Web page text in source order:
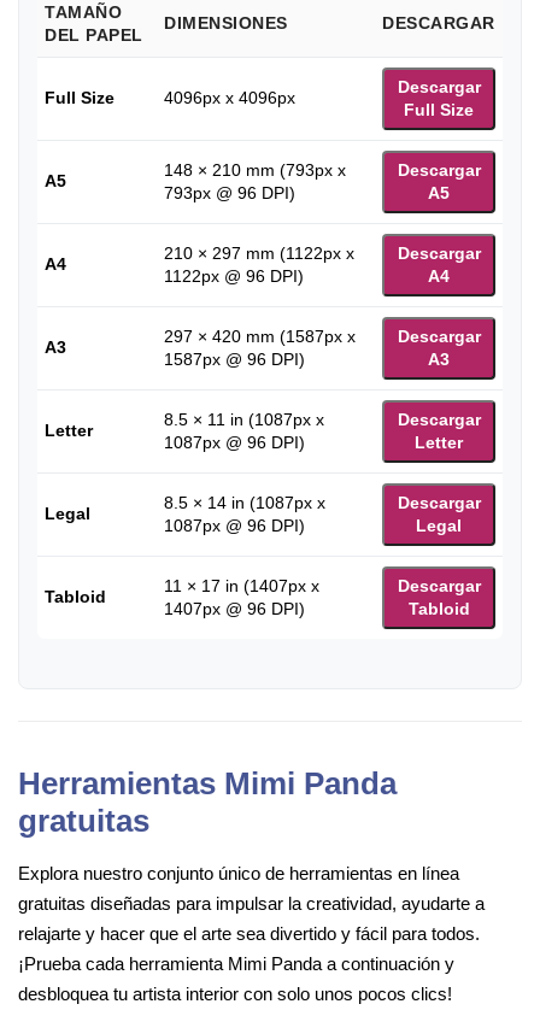
TAMAÑO
DEL PAPEL
DIMENSIONES DESCARGAR
Full Size 4096px x 4096px
Descargar
Full Size
A5
148 × 210 mm (793px x
793px @ 96 DPI)
Descargar
A5
A4
210 × 297 mm (1122px x
1122px @ 96 DPI)
Descargar
A4
A3
297 × 420 mm (1587px x
1587px @ 96 DPI)
Descargar
A3
Letter
8.5 × 11 in (1087px x
1087px @ 96 DPI)
Descargar
Letter
Legal
8.5 × 14 in (1087px x
1087px @ 96 DPI)
Descargar
Legal
Tabloid
11 × 17 in (1407px x
1407px @ 96 DPI)
Descargar
Tabloid
Herramientas Mimi Panda
gratuitas
Explora nuestro conjunto único de herramientas en línea
gratuitas diseñadas para impulsar la creatividad, ayudarte a
relajarte y hacer que el arte sea divertido y fácil para todos.
¡Prueba cada herramienta Mimi Panda a continuación y
desbloquea tu artista interior con solo unos pocos clics!